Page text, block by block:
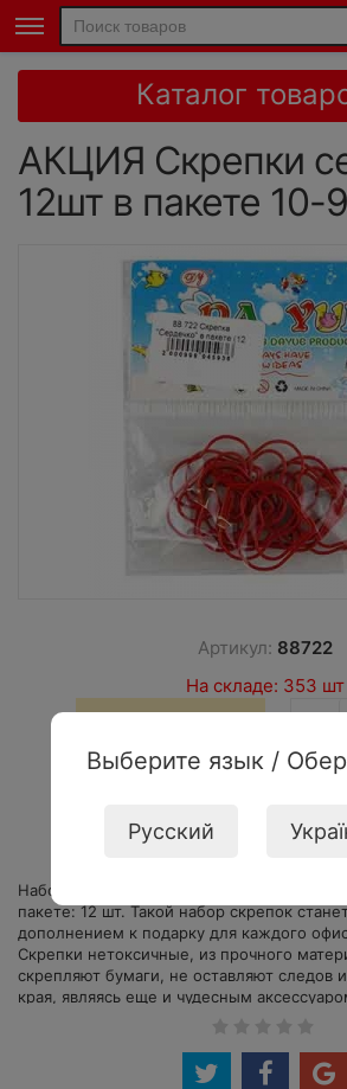
Выберите язык /
Русский
Каталог
АКЦИЯ Скрепки
12шт в пакете 10-
Артикул: 88722
На складе: 353 шт
−
Набор канцелярских скрепок в форме
пакете: 12 шт. Такой набор скрепок
дополнением к подарку для каждого
Скрепки нетоксичные, из прочного
скрепляют бумаги, не оставляют следов
края, являясь еще и чудесным